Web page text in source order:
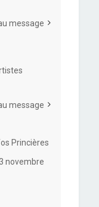
message
message
Princières
novembre